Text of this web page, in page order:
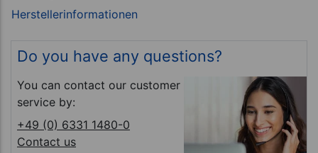
Do you have any questions?
You can contact our customer
service by:
+49 (0) 6331 1480-0
Contact us